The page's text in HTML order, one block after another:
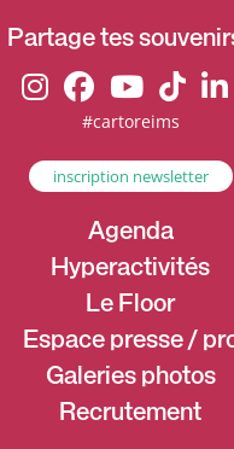
Partage tes
#cartoreims
inscription newsletter
Agenda
Hyperactivités
Le Floor
Espace presse /
Galeries photos
Recrutement